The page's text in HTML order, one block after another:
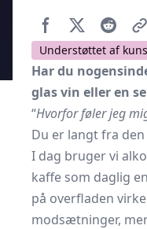
Understøttet af
Har du
glas vin eller en
“Hvorfor føler jeg
Du er langt fra den
I dag bruger vi
kaffe som daglig
på overfladen
modsætninger,